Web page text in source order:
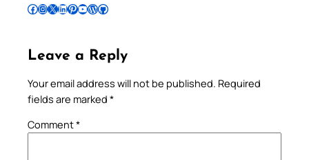
Follow Pradeep on Facebook Follow Pradeep on InstagramFollow Pradeep on X Follow Pradeep on LinkedIn Follow Pradeep on Pinterest Subscribe to Pradeep’s Youtube Channel Follow Pradeep on WordPress Follow Pradeep on GitHub
Leave a Reply
Your email address will not be published. Required
fields are marked *
Comment*